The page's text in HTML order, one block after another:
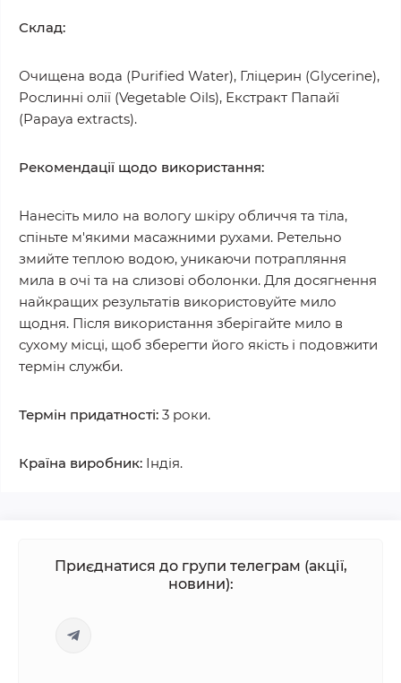
Склад:
Очищена вода (Purified Water), Гліцерин (Glycerine),
Рослинні олії (Vegetable Oils), Екстракт Папайї
(Papaya extracts).
Рекомендації щодо використання:
Нанесіть мило на вологу шкіру обличчя та тіла,
спіньте м'якими масажними рухами. Ретельно
змийте теплою водою, уникаючи потрапляння
мила в очі та на слизові оболонки. Для досягнення
найкращих результатів використовуйте мило
щодня. Після використання зберігайте мило в
сухому місці, щоб зберегти його якість і подовжити
термін служби.
Термін придатності: 3 роки.
Країна виробник: Індія.
Приєднатися до групи телеграм (акції,
новини):